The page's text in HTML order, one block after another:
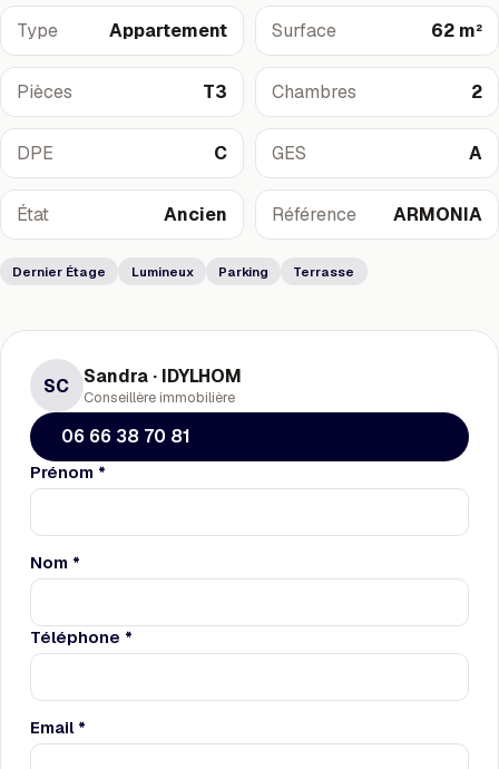
Type Appartement Surface 62 m²
Pièces T3 Chambres 2
DPE C GES A
État Ancien Référence ARMONIA
Dernier Étage Lumineux Parking Terrasse
SC Sandra · IDYLHOM
Conseillère immobilière
06 66 38 70 81
Prénom *
Nom *
Téléphone *
Email *